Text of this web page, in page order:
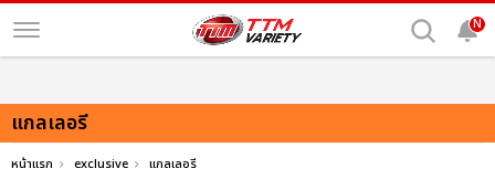
N
แกลเลอรี
หน้าแรก exclusive แกลเลอรี